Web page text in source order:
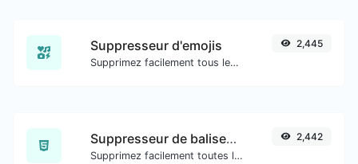
Suppresseur d'emojis
Supprimez facilement tous les emojis de n'importe quel texte.
2,445
Suppresseur de balises HTML
Supprimez facilement toutes les balises HTML d'un bloc de texte.
2,442